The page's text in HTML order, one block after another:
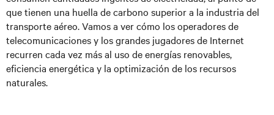
que tienen una huella de carbono superior a la industria del
transporte aéreo. Vamos a ver cómo los operadores de
telecomunicaciones y los grandes jugadores de Internet
recurren cada vez más al uso de energías renovables,
eficiencia energética y la optimización de los recursos
naturales.